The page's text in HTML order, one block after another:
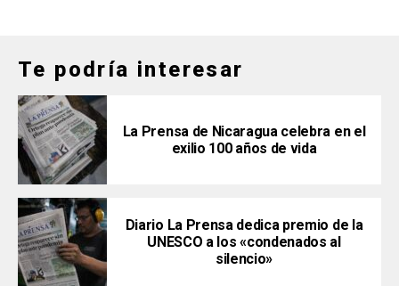
Te podría interesar
La Prensa de Nicaragua celebra en el
exilio 100 años de vida
Diario La Prensa dedica premio de la
UNESCO a los «condenados al
silencio»